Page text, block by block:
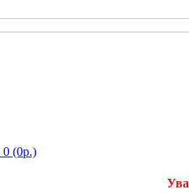
0 (0р.)